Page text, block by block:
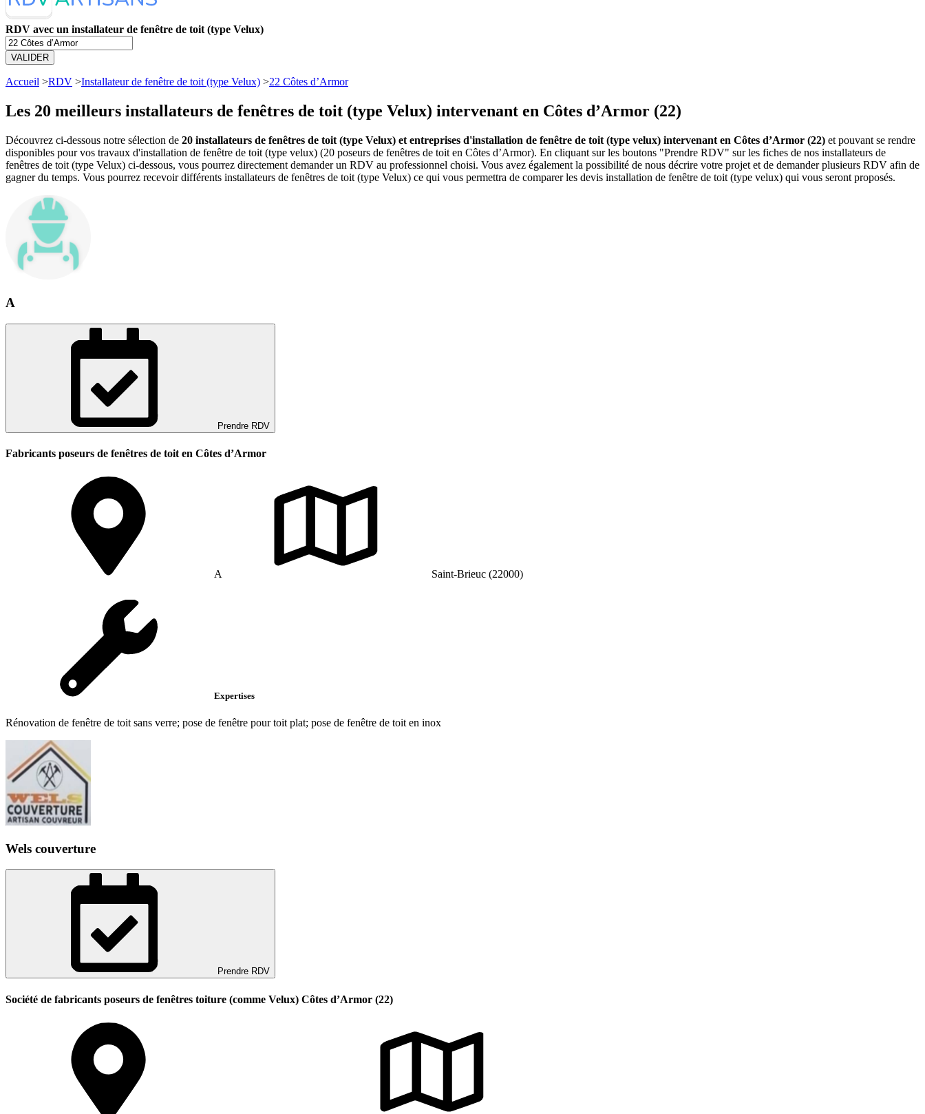
RDV avec un installateur de fenêtre de toit (type Velux)
VALIDER
Accueil >RDV >Installateur de fenêtre de toit (type Velux) >22 Côtes d’Armor
Les 20 meilleurs installateurs de fenêtres de toit (type Velux) intervenant en Côtes d’Armor (22)
Découvrez ci-dessous notre sélection de 20 installateurs de fenêtres de toit (type Velux) et entreprises d'installation de fenêtre de toit (type velux) intervenant en Côtes d’Armor (22) et pouvant se rendre
disponibles pour vos travaux d'installation de fenêtre de toit (type velux) (20 poseurs de fenêtres de toit en Côtes d’Armor). En cliquant sur les boutons "Prendre RDV" sur les fiches de nos installateurs de
fenêtres de toit (type Velux) ci-dessous, vous pourrez directement demander un RDV au professionnel choisi. Vous avez également la possibilité de nous décrire votre projet et de demander plusieurs RDV afin de
gagner du temps. Vous pourrez recevoir différents installateurs de fenêtres de toit (type Velux) ce qui vous permettra de comparer les devis installation de fenêtre de toit (type velux) qui vous seront proposés.
A
Prendre RDV
Fabricants poseurs de fenêtres de toit en Côtes d’Armor
A Saint-Brieuc (22000)
Expertises
Rénovation de fenêtre de toit sans verre; pose de fenêtre pour toit plat; pose de fenêtre de toit en inox
Wels couverture
Prendre RDV
Société de fabricants poseurs de fenêtres toiture (comme Velux) Côtes d’Armor (22)